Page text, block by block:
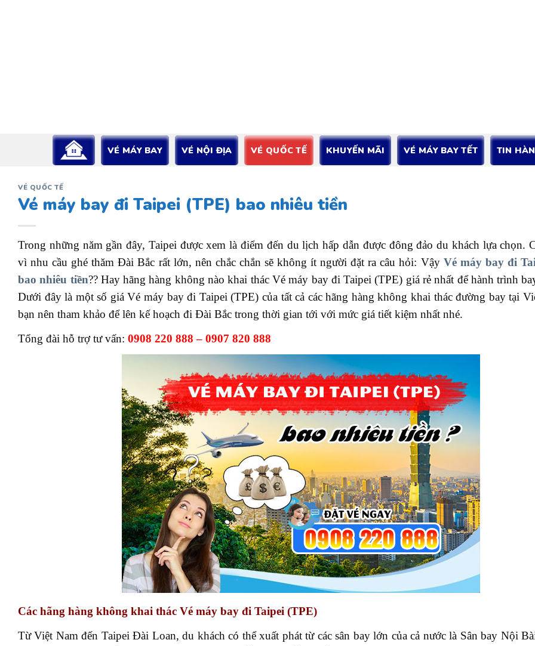
VÉ MÁY BAY VÉ NỘI ĐỊA VÉ QUỐC TẾ KHUYẾN MÃI VÉ MÁY BAY TẾT TIN
VÉ QUỐC TẾ
Vé máy bay đi Taipei (TPE) bao nhiêu tiền
Trong những năm gần đây, Taipei được xem là điểm đến du lịch hấp dẫn được đông đảo du khách lựa chọn.
vì nhu cầu ghé thăm Đài Bắc rất lớn, nên chắc chắn sẽ không ít người đặt ra câu hỏi: Vậy Vé máy bay đi
bao nhiêu tiền?? Hay hãng hàng không nào khai thác Vé máy bay đi Taipei (TPE) giá rẻ nhất để hành trình
Dưới đây là một số giá Vé máy bay đi Taipei (TPE) của tất cả các hãng hàng không khai thác đường bay tại
bạn nên tham khảo để lên kế hoạch đi Đài Bắc trong thời gian tới với mức giá tiết kiệm nhất nhé.
Tổng đài hỗ trợ tư vấn: 0908 220 888 – 0907 820 888
Các hãng hàng không khai thác Vé máy bay đi Taipei (TPE)
Từ Việt Nam đến Taipei Đài Loan, du khách có thể xuất phát từ các sân bay lớn của cả nước là Sân bay Nội